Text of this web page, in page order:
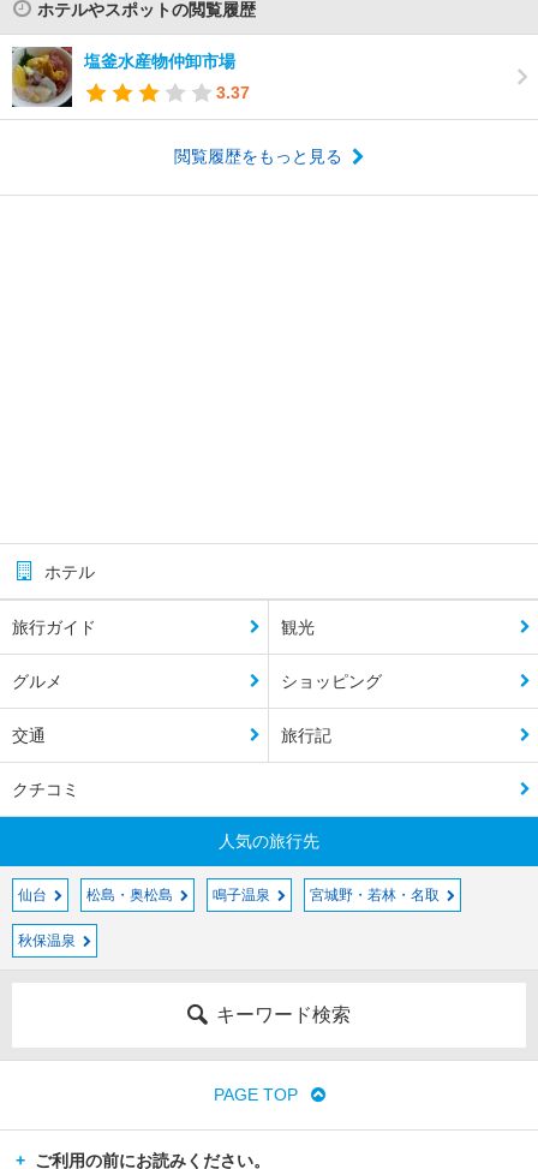
ホテルやスポットの閲覧履歴
塩釜水産物仲卸市場
3.37
閲覧履歴をもっと見る
ホテル
旅行ガイド 観光
グルメ ショッピング
交通 旅行記
クチコミ
人気の旅行先
仙台 松島・奥松島 鳴子温泉 宮城野・若林・名取
秋保温泉
キーワード検索
PAGE TOP
ご利用の前にお読みください。